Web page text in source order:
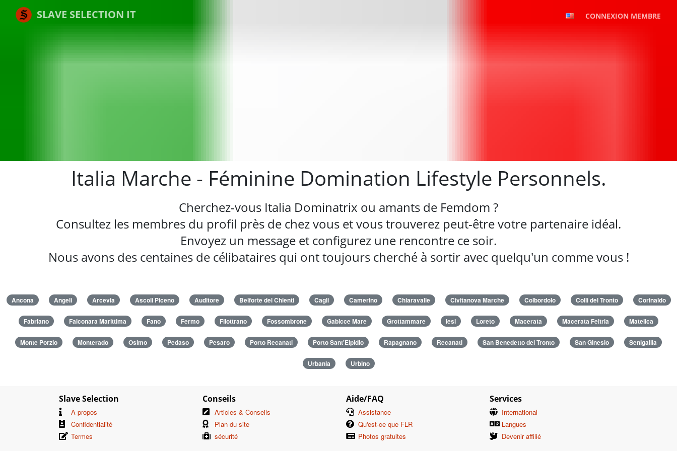
SLAVE SELECTION IT CONNEXION MEMBRE
Italia Marche - Féminine Domination Lifestyle Personnels.
Cherchez-vous Italia Dominatrix ou amants de Femdom ?
Consultez les membres du profil près de chez vous et vous trouverez peut-être votre partenaire idéal.
Envoyez un message et configurez une rencontre ce soir.
Nous avons des centaines de célibataires qui ont toujours cherché à sortir avec quelqu'un comme vous !
Ancona Angeli Arcevia Ascoli Piceno Auditore Belforte del Chienti Cagli Camerino Chiaravalle Civitanova Marche Colbordolo Colli del Tronto Corinaldo
Fabriano Falconara Marittima Fano Fermo Filottrano Fossombrone Gabicce Mare Grottammare Iesi Loreto Macerata Macerata Feltria Matelica
Monte Porzio Monterado Osimo Pedaso Pesaro Porto Recanati Porto Sant'Elpidio Rapagnano Recanati San Benedetto del Tronto San Ginesio Senigallia
Urbania Urbino
Slave Selection
À propos
Confidentialité
Termes
Conseils
Articles & Conseils
Plan du site
sécurité
Aide/FAQ
Assistance
Qu'est-ce que FLR
Photos gratuites
Services
International
Langues
Devenir affilié